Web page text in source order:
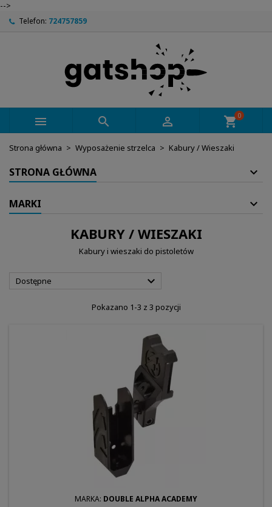
-->
Telefon: 724757859
   shopping_cart0
Strona główna Wyposażenie strzelca Kabury / Wieszaki
STRONA GŁÓWNA
MARKI
KABURY / WIESZAKI
Kabury i wieszaki do pistoletów
Dostępne 
Pokazano 1-3 z 3 pozycji
MARKA: DOUBLE ALPHA ACADEMY